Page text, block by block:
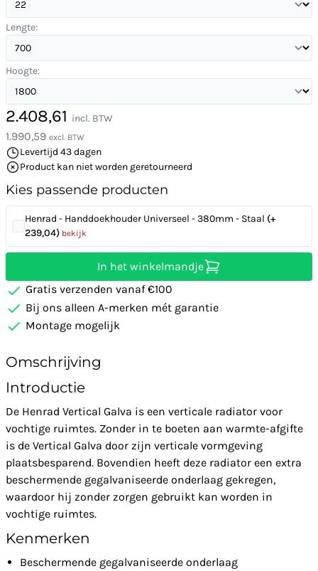
Lengte:
Hoogte:
2.408,61 incl. BTW
1.990,59 excl. BTW
Levertijd 43 dagen
Product kan niet worden geretourneerd
Kies passende producten
Henrad - Handdoekhouder Universeel - 380mm - Staal (+
239,04) bekijk
In het winkelmandje
Gratis verzenden vanaf €100
Bij ons alleen A-merken mét garantie
Montage mogelijk
Omschrijving
Introductie
De Henrad Vertical Galva is een verticale radiator voor
vochtige ruimtes. Zonder in te boeten aan warmte-afgifte
is de Vertical Galva door zijn verticale vormgeving
plaatsbesparend. Bovendien heeft deze radiator een extra
beschermende gegalvaniseerde onderlaag gekregen,
waardoor hij zonder zorgen gebruikt kan worden in
vochtige ruimtes.
Kenmerken
Beschermende gegalvaniseerde onderlaag